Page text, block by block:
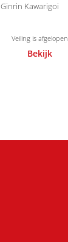
Ginrin Kawarigoi
Veiling is afgelopen
Bekijk